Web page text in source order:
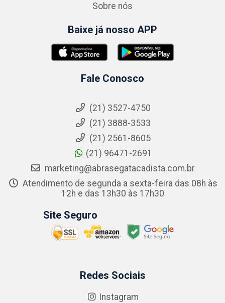
Sobre nós
Baixe já nosso APP
Fale Conosco
(21) 3527-4750
(21) 3888-3533
(21) 2561-8605
(21) 96471-2691
marketing@abrasegatacadista.com.br
Atendimento de segunda a sexta-feira das 08h às
12h e das 13h30 às 17h30
Site Seguro
Redes Sociais
Instagram